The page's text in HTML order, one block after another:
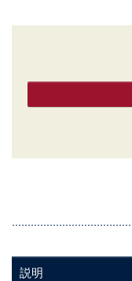
説明